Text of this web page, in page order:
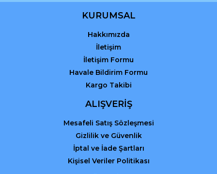
Ürün fiyatı diğer sitelerden daha pahalı.
Gönder
KURUMSAL
Hakkımızda
İletişim
İletişim Formu
Havale Bildirim Formu
Kargo Takibi
ALIŞVERİŞ
Mesafeli Satış Sözleşmesi
Gizlilik ve Güvenlik
İptal ve İade Şartları
Kişisel Veriler Politikası